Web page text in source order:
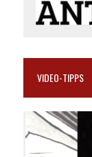
VIDEO-TIPPS